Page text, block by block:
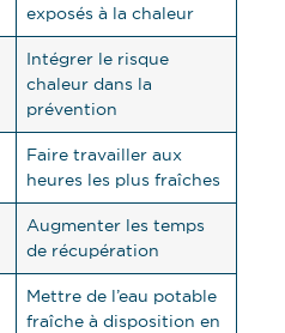
exposés à la chaleur
Intégrer le risque
chaleur dans la
prévention
Faire travailler aux
heures les plus fraîches
Augmenter les temps
de récupération
Mettre de l’eau potable
fraîche à disposition en